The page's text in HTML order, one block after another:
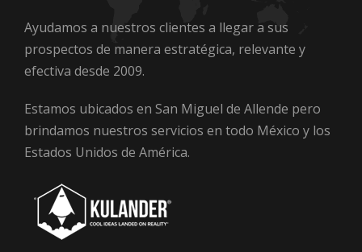
Ayudamos a nuestros clientes a llegar a sus
prospectos de manera estratégica, relevante y
efectiva desde 2009.
Estamos ubicados en San Miguel de Allende pero
brindamos nuestros servicios en todo México y los
Estados Unidos de América.